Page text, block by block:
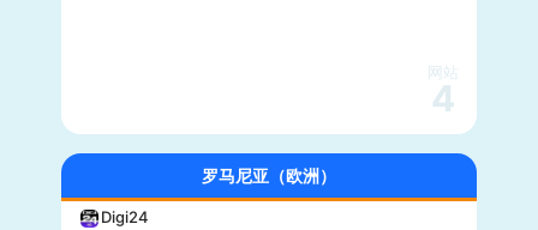
网站
4
罗马尼亚（欧洲）
Digi24